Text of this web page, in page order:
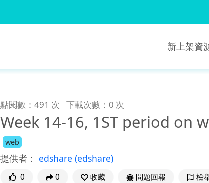
新上架資
點閱數：491 次 下載次數：0 次
Week 14-16, 1ST period on
web
提供者： edshare (edshare)
0 0 收藏 問題回報 檢